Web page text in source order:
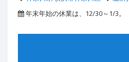
年末年始の休業は、12/30～1/3。